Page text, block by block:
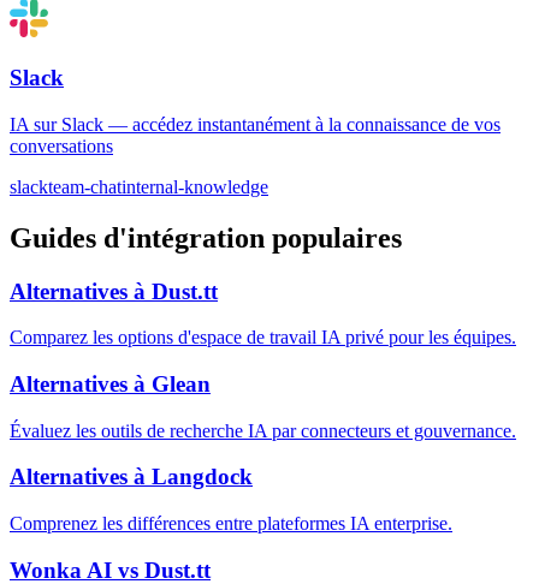
Slack
IA sur Slack — accédez instantanément à la connaissance de vos
conversations
slackteam-chatinternal-knowledge
Guides d'intégration populaires
Alternatives à Dust.tt
Comparez les options d'espace de travail IA privé pour les équipes.
Alternatives à Glean
Évaluez les outils de recherche IA par connecteurs et gouvernance.
Alternatives à Langdock
Comprenez les différences entre plateformes IA enterprise.
Wonka AI vs Dust.tt